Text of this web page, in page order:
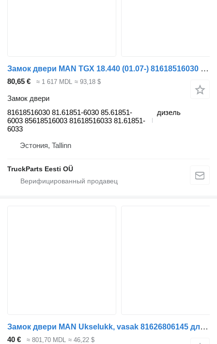
Замок двери MAN TGX 18.440 (01.07-) 81618516030 для тягача MAN TGL, TGM, TGS, TGX (2005-2021)
80,65 € ≈ 1 617 MDL ≈ 93,18 $
Замок двери
81618516030 81.61851-6030 85.61851-
6003 85618516003 81618516033 81.61851-
6033
дизель
Эстония, Tallinn
TruckParts Eesti OÜ
Замок двери MAN Ukselukk, vasak 81626806145 для тягача MAN
40 € ≈ 801,70 MDL ≈ 46,22 $